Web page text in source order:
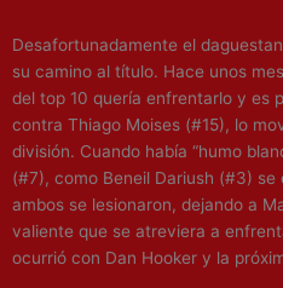
Desafortunadamente el
su camino al título. Hace unos
del top 10 quería enfrentarlo y es
contra Thiago Moises (#15), lo
división. Cuando había “humo
(#7), como Beneil Dariush (#3)
ambos se lesionaron, dejando a
valiente que se atreviera a
ocurrió con Dan Hooker y la